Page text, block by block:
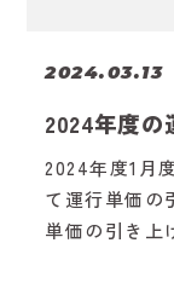
2024.03.13
2024年度
2024年度1月
て運行単価の
単価の引き上